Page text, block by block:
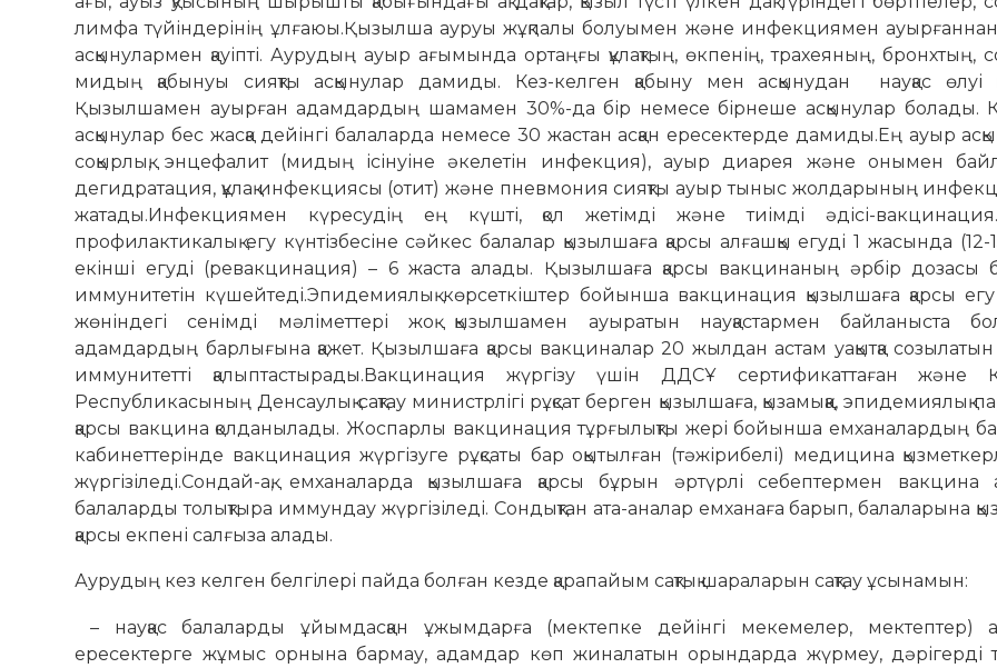
лимфа түйіндерінің ұлғаюы.Қызылша ауруы жұқпалы болуымен және инфекциямен ауырғаннан
асқынулармен қауіпті. Аурудың ауыр ағымында ортаңғы құлақтың, өкпенің, трахеяның, бронхтың,
мидың қабынуы сияқты асқынулар дамиды. Кез-келген қабыну мен асқынудан науқас өлуі
Қызылшамен ауырған адамдардың шамамен 30%-да бір немесе бірнеше асқынулар болады.
асқынулар бес жасқа дейінгі балаларда немесе 30 жастан асқан ересектерде дамиды.Ең ауыр
соқырлық, энцефалит (мидың ісінуіне әкелетін инфекция), ауыр диарея және онымен
дегидратация, құлақ инфекциясы (отит) және пневмония сияқты ауыр тыныс жолдарының
жатады.Инфекциямен күресудің ең күшті, қол жетімді және тиімді әдісі-вакцинация.
профилактикалық егу күнтізбесіне сәйкес балалар қызылшаға қарсы алғашқы егуді 1 жасында (12-
екінші егуді (ревакцинация) – 6 жаста алады. Қызылшаға қарсы вакцинаның әрбір дозасы
иммунитетін күшейтеді.Эпидемиялық көрсеткіштер бойынша вакцинация қызылшаға қарсы
жөніндегі сенімді мәліметтері жоқ қызылшамен ауыратын науқастармен байланыста
адамдардың барлығына қажет. Қызылшаға қарсы вакциналар 20 жылдан астам уақытқа созылатын
иммунитетті қалыптастырады.Вакцинация жүргізу үшін ДДСҰ сертификаттаған және
Республикасының Денсаулық сақтау министрлігі рұқсат берген қызылшаға, қызамыққа, эпидемиялық
қарсы вакцина қолданылады. Жоспарлы вакцинация тұрғылықты жері бойынша емханалардың
кабинеттерінде вакцинация жүргізуге рұқсаты бар оқытылған (тәжірибелі) медицина
жүргізіледі.Сондай-ақ, емханаларда қызылшаға қарсы бұрын әртүрлі себептермен вакцина
балаларды толықтыра иммундау жүргізіледі. Сондықтан ата-аналар емханаға барып, балаларына
қарсы екпені салғыза алады.
Аурудың кез келген белгілері пайда болған кезде қарапайым сақтық шараларын сақтау ұсынамын:
– науқас балаларды ұйымдасқан ұжымдарға (мектепке дейінгі мекемелер, мектептер)
ересектерге жұмыс орнына бармау, адамдар көп жиналатын орындарда жүрмеу, дәрігерді